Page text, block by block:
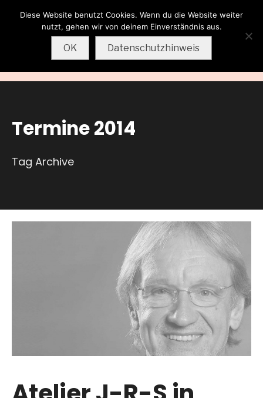
Wolfgang
Sternkopf
Termine 2014
Tag Archive
Diese Website benutzt Cookies. Wenn du die Website weiter
nutzt, gehen wir von deinem Einverständnis aus.
OK Datenschutzhinweis